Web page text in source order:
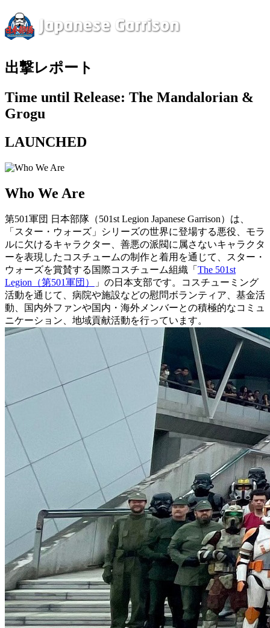
出撃レポート
Time until Release: The Mandalorian &
Grogu
LAUNCHED
Who We Are
第501軍団 日本部隊（501st Legion Japanese Garrison）は、
「スター・ウォーズ」シリーズの世界に登場する悪役、モラ
ルに欠けるキャラクター、善悪の派閥に属さないキャラクタ
ーを表現したコスチュームの制作と着用を通じて、スター・
ウォーズを賞賛する国際コスチューム組織「 The 501st
Legion（第501軍団）
」の日本支部です。コスチューミング
活動を通じて、病院や施設などの慰問ボランティア、基金活
動、国内外ファンや国内・海外メンバーとの積極的なコミュ
ニケーション、地域貢献活動を行っています。